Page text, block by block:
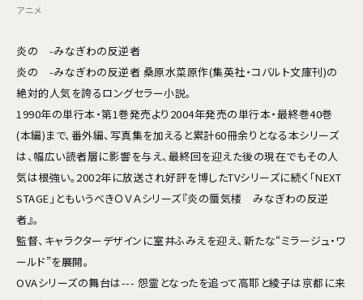
アニメ
炎の -みなぎわの反逆者
炎の -みなぎわの反逆者 桑原水菜原作(集英社・コバルト文庫刊)の
絶対的人気を誇るロングセラー小説。
1990年の単行本・第1巻発売より2004年発売の単行本・最終巻40巻
(本編)まで、番外編、写真集を加えると累計60冊余りとなる本シリーズ
は、幅広い読者層に影響を与え、最終回を迎えた後の現在でもその人
気は根強い。2002年に放送され好評を博したTVシリーズに続く「NEXT
STAGE」ともいうべきＯＶＡシリーズ『炎の蜃気楼 みなぎわの反逆
者』。
監督、キャラクターデザインに室井ふみえを迎え、新たな“ミラージュ・ワ
ールド”を展開。
OVAシリーズの舞台は--- 怨霊となったを追って高耶と綾子は京都に来